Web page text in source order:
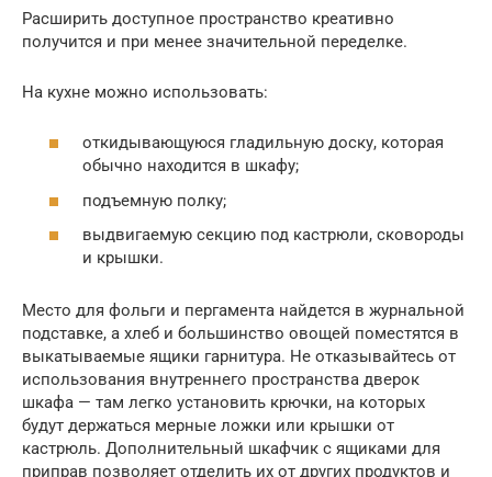
Расширить доступное пространство креативно
получится и при менее значительной переделке.
На кухне можно использовать:
откидывающуюся гладильную доску, которая
обычно находится в шкафу;
подъемную полку;
выдвигаемую секцию под кастрюли, сковороды
и крышки.
Место для фольги и пергамента найдется в журнальной
подставке, а хлеб и большинство овощей поместятся в
выкатываемые ящики гарнитура. Не отказывайтесь от
использования внутреннего пространства дверок
шкафа — там легко установить крючки, на которых
будут держаться мерные ложки или крышки от
кастрюль. Дополнительный шкафчик с ящиками для
приправ позволяет отделить их от других продуктов и